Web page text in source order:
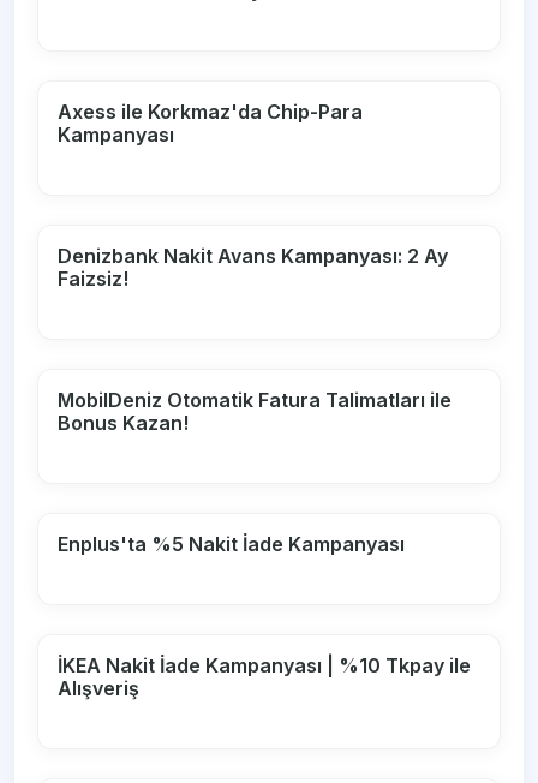
Axess ile Korkmaz'da Chip-Para
Kampanyası
Denizbank Nakit Avans Kampanyası: 2 Ay
Faizsiz!
MobilDeniz Otomatik Fatura Talimatları ile
Bonus Kazan!
Enplus'ta %5 Nakit İade Kampanyası
İKEA Nakit İade Kampanyası | %10 Tkpay ile
Alışveriş